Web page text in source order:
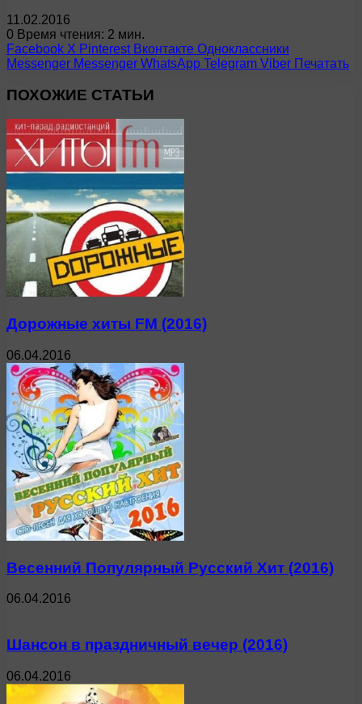
11.02.2016
0 Время чтения: 2 мин.
Facebook X Pinterest Вконтакте Одноклассники
Messenger Messenger WhatsApp Telegram Viber Печатать
ПОХОЖИЕ СТАТЬИ
Дорожные хиты FM (2016)
06.04.2016
Весенний Популярный Русский Хит (2016)
06.04.2016
Шансон в праздничный вечер (2016)
06.04.2016